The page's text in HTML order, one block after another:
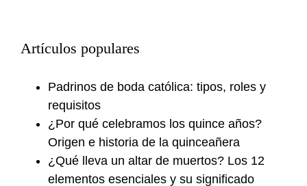
Artículos populares
Padrinos de boda católica: tipos, roles y
requisitos
¿Por qué celebramos los quince años?
Origen e historia de la quinceañera
¿Qué lleva un altar de muertos? Los 12
elementos esenciales y su significado